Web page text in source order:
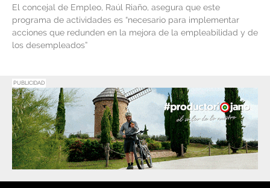
El concejal de Empleo, Raúl Riaño, asegura que este
programa de actividades es “necesario para implementar
acciones que redunden en la mejora de la empleabilidad y de
los desempleados”
PUBLICIDAD